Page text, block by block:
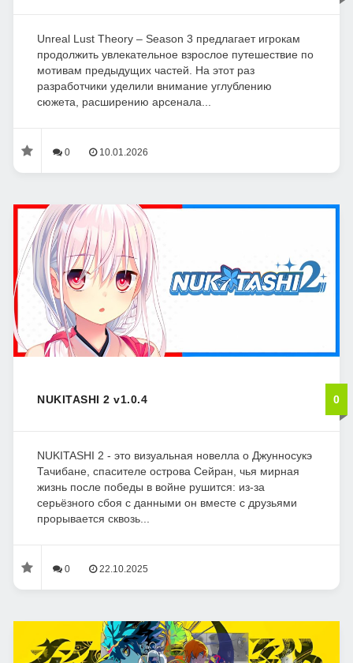
Unreal Lust Theory – Season 3 предлагает игрокам
продолжить увлекательное взрослое путешествие по
мотивам предыдущих частей. На этот раз
разработчики уделили внимание углублению
сюжета, расширению арсенала...
0 10.01.2026
NUKITASHI 2 v1.0.4 0
NUKITASHI 2 - это визуальная новелла о Джунносукэ
Тачибане, спасителе острова Сейран, чья мирная
жизнь после победы в войне рушится: из‑за
серьёзного сбоя с данными он вместе с друзьями
прорывается сквозь...
0 22.10.2025